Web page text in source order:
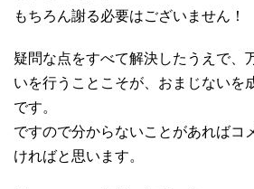
もちろん謝る必要はございません！
疑問な点をすべて解決したうえで、
いを行うことこそが、おまじないを
です。
ですので分からないことがあればコ
ければと思います。